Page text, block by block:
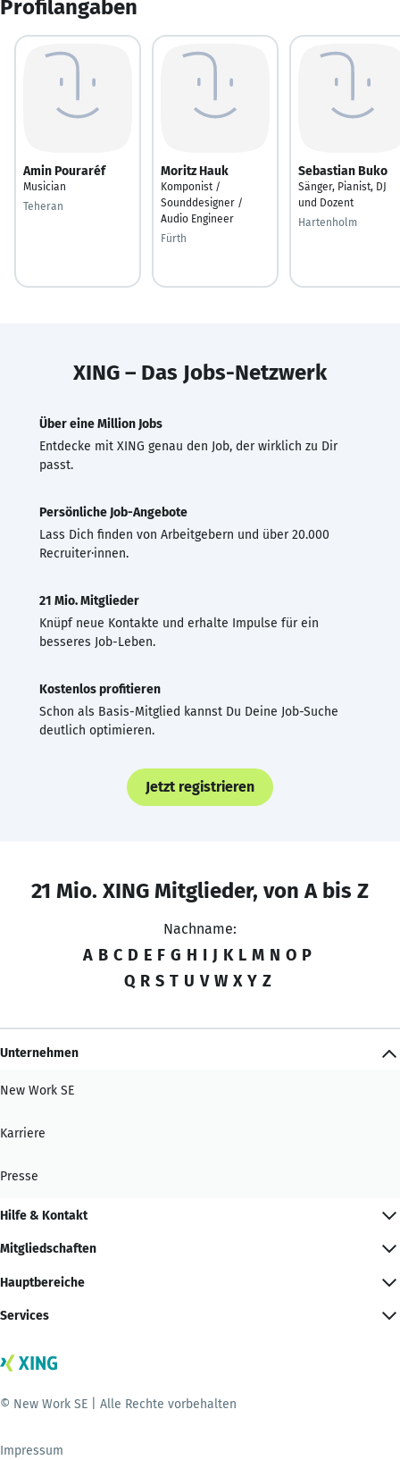
Profilangaben
Amin Pouraréf
Musician
Teheran
Moritz Hauk
Komponist /
Sounddesigner /
Audio Engineer
Fürth
Sebastian Buko
Sänger, Pianist, DJ
und Dozent
Hartenholm
XING – Das Jobs-Netzwerk
Über eine Million Jobs
Entdecke mit XING genau den Job, der wirklich zu Dir
passt.
Persönliche Job-Angebote
Lass Dich finden von Arbeitgebern und über 20.000
Recruiter·innen.
21 Mio. Mitglieder
Knüpf neue Kontakte und erhalte Impulse für ein
besseres Job-Leben.
Kostenlos profitieren
Schon als Basis-Mitglied kannst Du Deine Job-Suche
deutlich optimieren.
Jetzt registrieren
21 Mio. XING Mitglieder, von A bis Z
Nachname:
A B C D E F G H I J K L M N O P
Q R S T U V W X Y Z
Unternehmen
New Work SE
Karriere
Presse
Hilfe & Kontakt
Mitgliedschaften
Hauptbereiche
Services
© New Work SE | Alle Rechte vorbehalten
Impressum